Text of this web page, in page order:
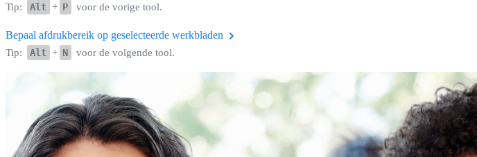
Tip: Alt + P voor de vorige tool.
Bepaal afdrukbereik op geselecteerde werkbladen
Tip: Alt + N voor de volgende tool.